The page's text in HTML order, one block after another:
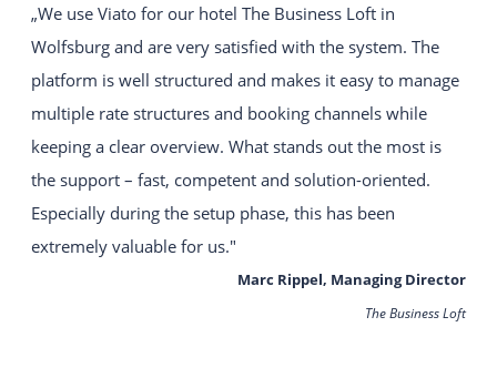
„We use Viato for our hotel The Business Loft in
Wolfsburg and are very satisfied with the system. The
platform is well structured and makes it easy to manage
multiple rate structures and booking channels while
keeping a clear overview. What stands out the most is
the support – fast, competent and solution-oriented.
Especially during the setup phase, this has been
extremely valuable for us."
Marc Rippel, Managing Director
The Business Loft